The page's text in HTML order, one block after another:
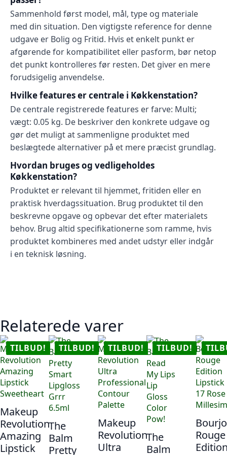
Sammenhold først model, mål, type og materiale
med din situation. Den vigtigste reference for denne
udgave er Bolig og Fritid. Hvis et enkelt punkt er
afgørende for kompatibilitet eller pasform, bør netop
det punkt kontrolleres før resten. Det giver en mere
forudsigelig anvendelse.
Hvilke features er centrale i Køkkenstation?
De centrale registrerede features er farve: Multi;
vægt: 0.05 kg. De beskriver den konkrete udgave og
gør det muligt at sammenligne produktet med
beslægtede alternativer på et mere præcist grundlag.
Hvordan bruges og vedligeholdes
Køkkenstation?
Produktet er relevant til hjemmet, fritiden eller en
praktisk hverdagssituation. Brug produktet til den
beskrevne opgave og opbevar det efter materialets
behov. Brug altid specifikationerne som ramme, hvis
produktet kombineres med andet udstyr eller indgår
i en teknisk løsning.
Relaterede varer
TILBUD!
Makeup
Revolution
Amazing
Lipstick
TILBUD!
The
Balm
Pretty
TILBUD!
Makeup
Revolution
Ultra
TILBUD!
The
Balm
Rouge